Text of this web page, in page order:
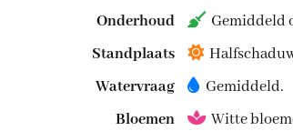
Onderhoud
Gemiddeld
Standplaats
Watervraag
Gemiddeld.
Bloemen
Witte